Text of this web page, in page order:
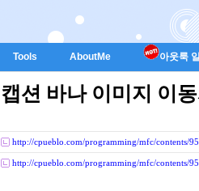
Tools AboutMe 아웃룩
캡션 바나 이미지 이
http://cpueblo.com/programming/mfc/contents/
http://cpueblo.com/programming/mfc/contents/